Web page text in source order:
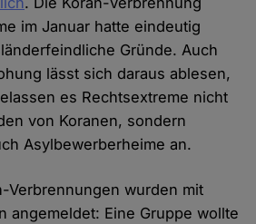
im Januar hatte eindeutig
Gründe. Auch
lässt sich daraus ablesen,
es Rechtsextreme nicht
von Koranen, sondern
Asylbewerberheime an.
Verbrennungen wurden mit
angemeldet: Eine Gruppe wollte